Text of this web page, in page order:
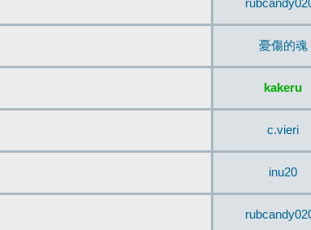
憂傷的魂
kakeru
c.vieri
inu20